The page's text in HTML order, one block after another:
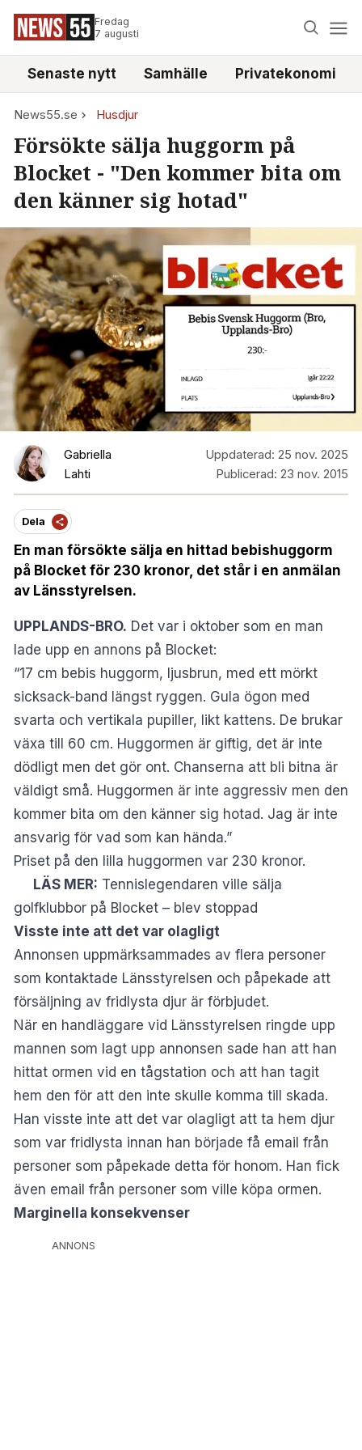
Fredag
7 augusti
Senaste nytt Samhälle Privatekonomi
News55.se Husdjur
Försökte sälja huggorm på
Blocket - "Den kommer bita om
den känner sig hotad"
Gabriella
Lahti
Uppdaterad: 25 nov. 2025
Publicerad: 23 nov. 2015
Dela
En man försökte sälja en hittad bebishuggorm
på Blocket för 230 kronor, det står i en anmälan
av Länsstyrelsen.
UPPLANDS-BRO. Det var i oktober som en man
lade upp en annons på Blocket:
“17 cm bebis huggorm, ljusbrun, med ett mörkt
sicksack-band längst ryggen. Gula ögon med
svarta och vertikala pupiller, likt kattens. De brukar
växa till 60 cm. Huggormen är giftig, det är inte
dödligt men det gör ont. Chanserna att bli bitna är
väldigt små. Huggormen är inte aggressiv men den
kommer bita om den känner sig hotad. Jag är inte
ansvarig för vad som kan hända.”
Priset på den lilla huggormen var 230 kronor.
LÄS MER: Tennislegendaren ville sälja
golfklubbor på Blocket – blev stoppad
Visste inte att det var olagligt
Annonsen uppmärksammades av flera personer
som kontaktade Länsstyrelsen och påpekade att
försäljning av fridlysta djur är förbjudet.
När en handläggare vid Länsstyrelsen ringde upp
mannen som lagt upp annonsen sade han att han
hittat ormen vid en tågstation och att han tagit
hem den för att den inte skulle komma till skada.
Han visste inte att det var olagligt att ta hem djur
som var fridlysta innan han började få email från
personer som påpekade detta för honom. Han fick
även email från personer som ville köpa ormen.
Marginella konsekvenser
ANNONS